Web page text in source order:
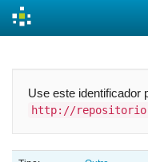
Use este identificador
http://